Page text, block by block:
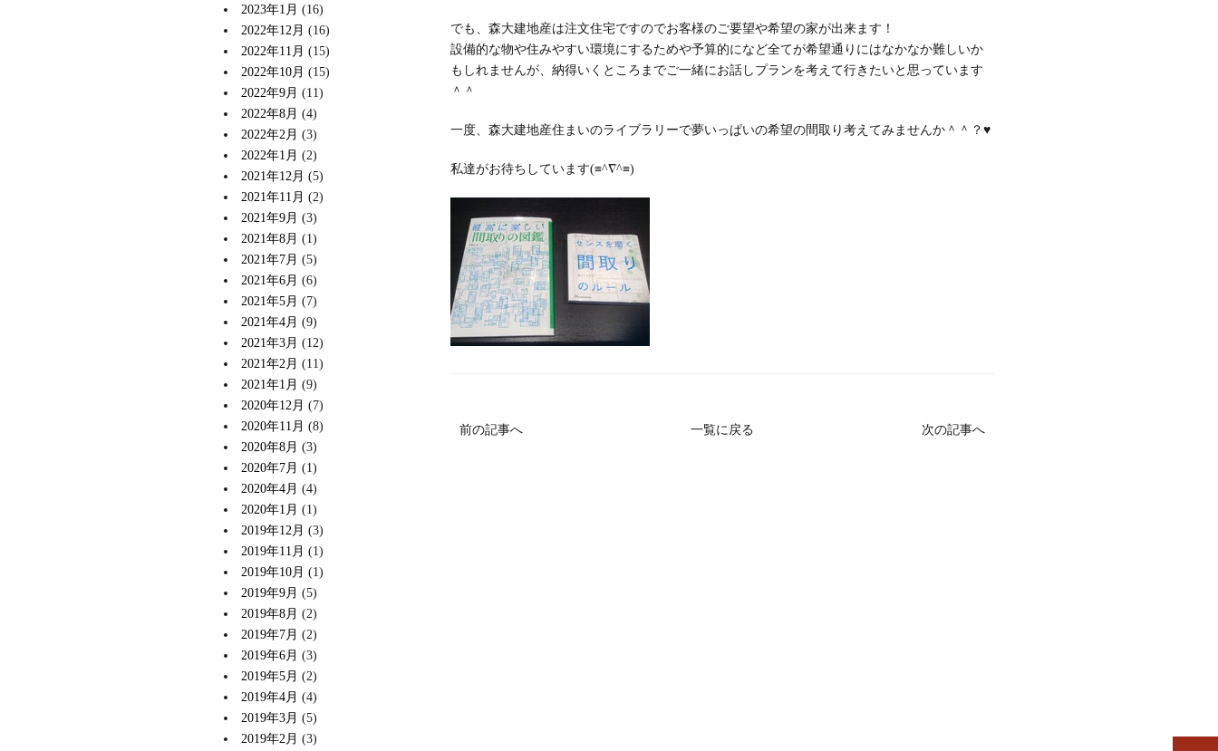
でも、森大建地産は注文住宅ですのでお客様のご要望や希望の家が出来ます！
設備的な物や住みやすい環境にするためや予算的になど全てが希望通りにはなかなか難しいか
もしれませんが、納得いくところまでご一緒にお話しプランを考えて行きたいと思っています
＾＾
一度、森大建地産住まいのライブラリーで夢いっぱいの希望の間取り考えてみませんか＾＾？♥
私達がお待ちしています(≡^∇^≡)
前の記事へ 一覧に戻る 次の記事へ
2023年1月 (16)
2022年12月 (16)
2022年11月 (15)
2022年10月 (15)
2022年9月 (11)
2022年8月 (4)
2022年2月 (3)
2022年1月 (2)
2021年12月 (5)
2021年11月 (2)
2021年9月 (3)
2021年8月 (1)
2021年7月 (5)
2021年6月 (6)
2021年5月 (7)
2021年4月 (9)
2021年3月 (12)
2021年2月 (11)
2021年1月 (9)
2020年12月 (7)
2020年11月 (8)
2020年8月 (3)
2020年7月 (1)
2020年4月 (4)
2020年1月 (1)
2019年12月 (3)
2019年11月 (1)
2019年10月 (1)
2019年9月 (5)
2019年8月 (2)
2019年7月 (2)
2019年6月 (3)
2019年5月 (2)
2019年4月 (4)
2019年3月 (5)
2019年2月 (3)